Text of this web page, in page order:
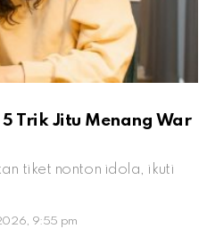
Trik Jitu Menang War
tiket nonton idola, ikuti
9:55 pm